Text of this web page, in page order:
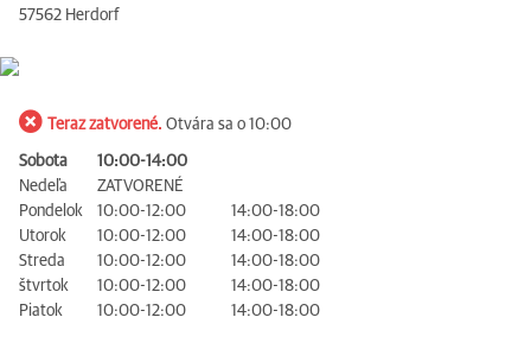
57562 Herdorf
Teraz zatvorené. Otvára sa o 10:00
Sobota
10:00-14:00
Nedeľa
ZATVORENÉ
Pondelok
10:00-12:00
14:00-18:00
Utorok
10:00-12:00
14:00-18:00
Streda
10:00-12:00
14:00-18:00
štvrtok
10:00-12:00
14:00-18:00
Piatok
10:00-12:00 14:00-18:00